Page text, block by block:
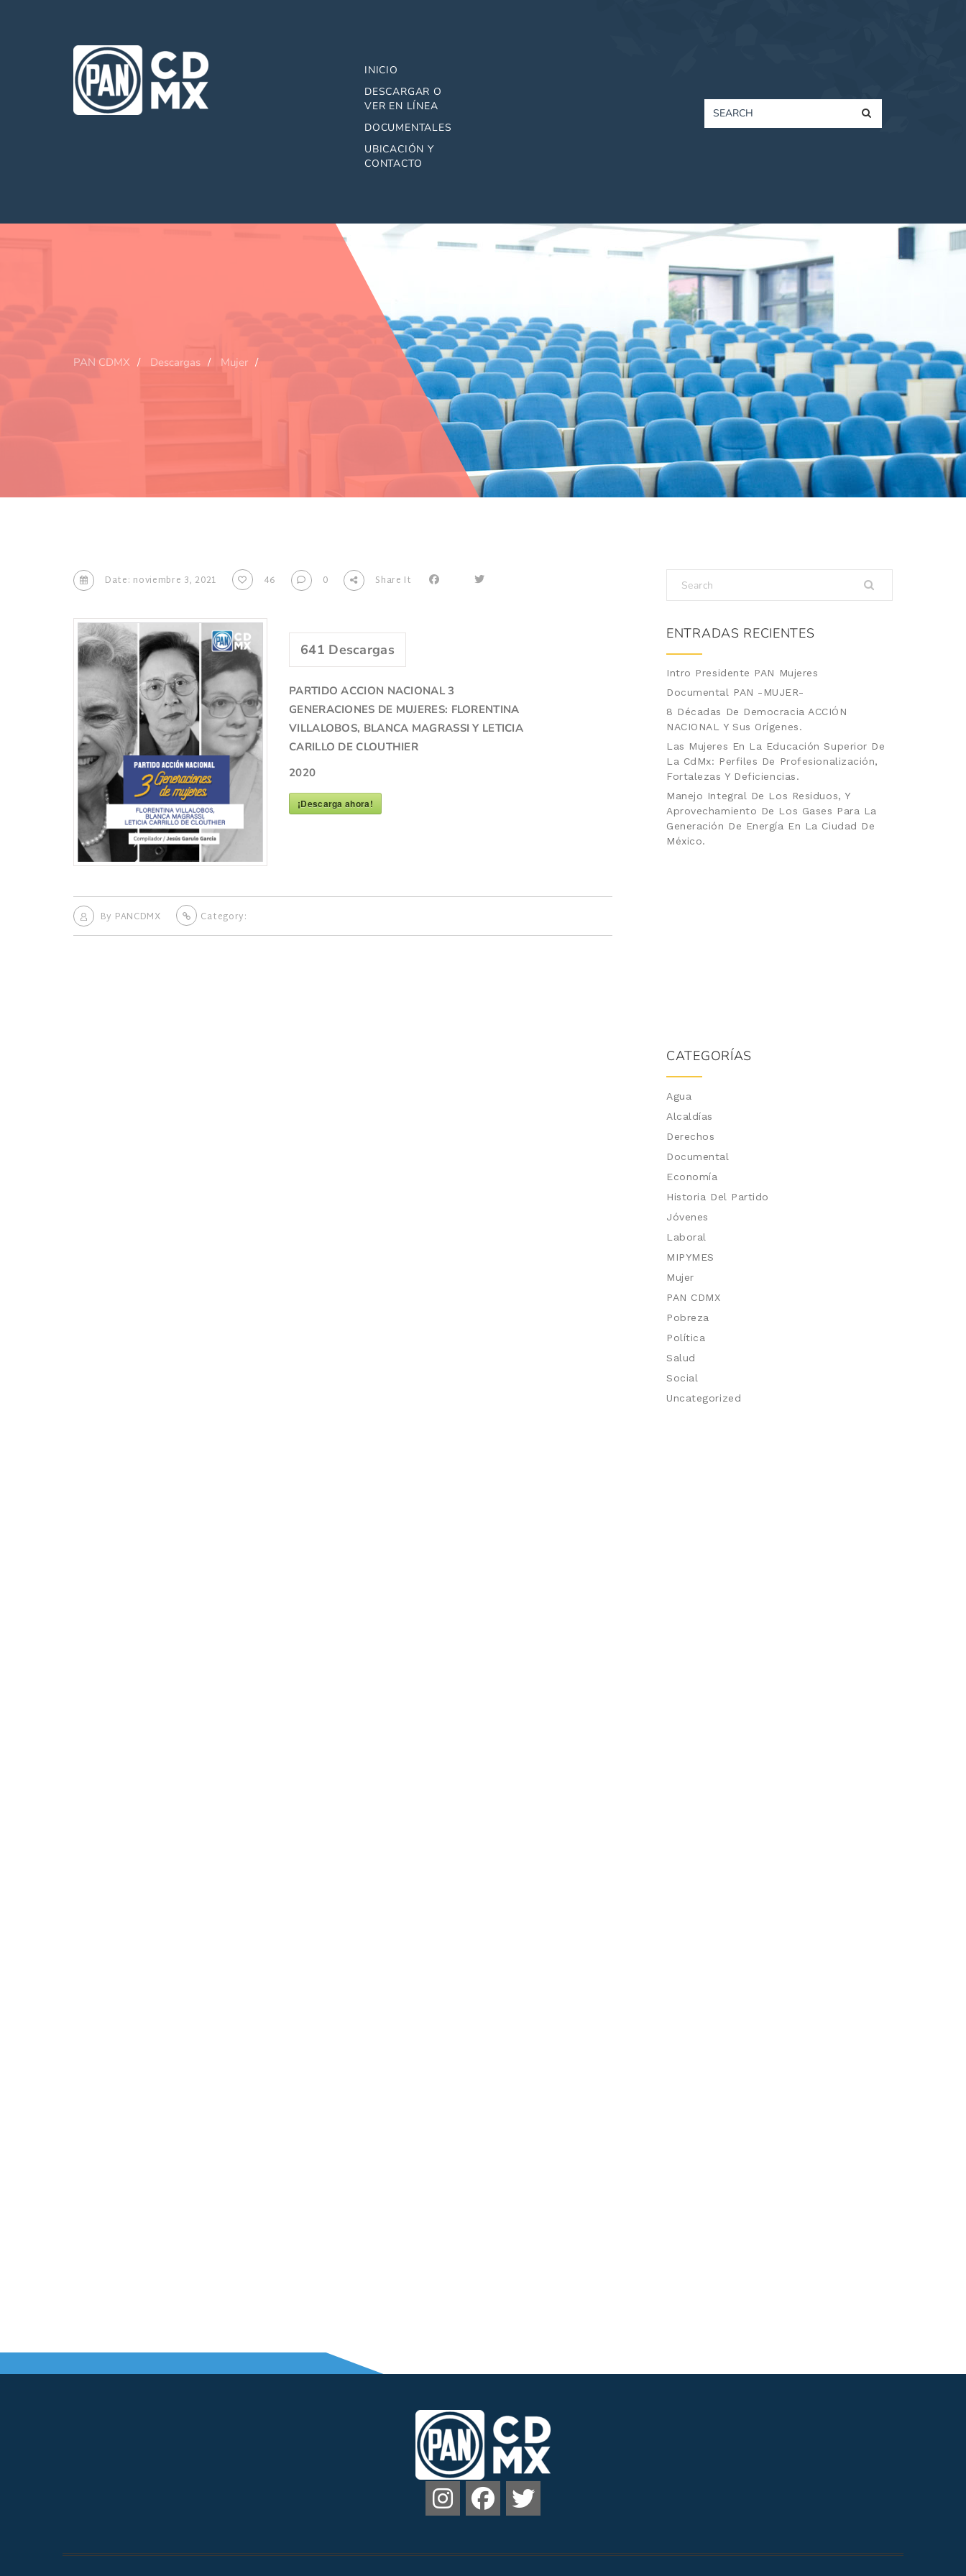
INICIO
DESCARGAR O
VER EN LÍNEA
DOCUMENTALES
UBICACIÓN Y
CONTACTO
PAN CDMX Descargas Mujer
Date: noviembre 3, 2021 46 0 Share It
641 Descargas
PARTIDO ACCION NACIONAL 3
GENERACIONES DE MUJERES: FLORENTINA
VILLALOBOS, BLANCA MAGRASSI Y LETICIA
CARILLO DE CLOUTHIER
2020
¡Descarga ahora!
By PANCDMX Category:
ENTRADAS RECIENTES
Intro Presidente PAN Mujeres
Documental PAN -MUJER-
8 Décadas De Democracia ACCIÓN
NACIONAL Y Sus Orígenes.
Las Mujeres En La Educación Superior De
La CdMx: Perfiles De Profesionalización,
Fortalezas Y Deficiencias.
Manejo Integral De Los Residuos, Y
Aprovechamiento De Los Gases Para La
Generación De Energía En La Ciudad De
México.
CATEGORÍAS
Agua
Alcaldías
Derechos
Documental
Economía
Historia Del Partido
Jóvenes
Laboral
MIPYMES
Mujer
PAN CDMX
Pobreza
Política
Salud
Social
Uncategorized